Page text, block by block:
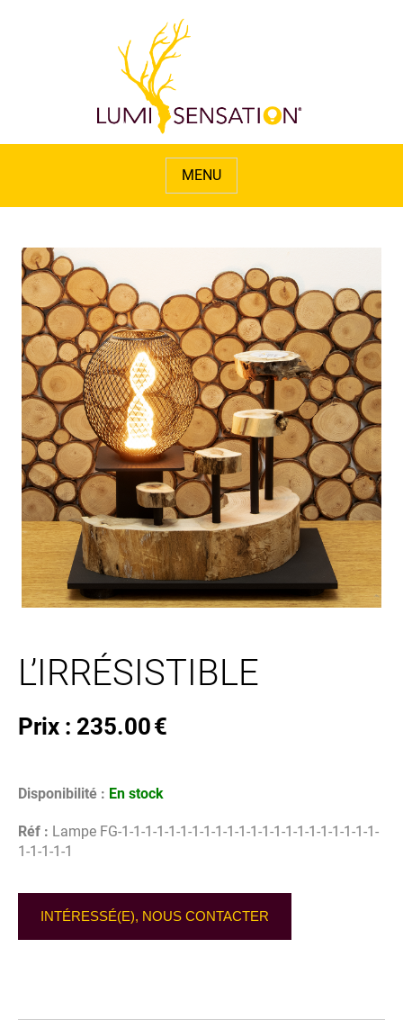
L’IRRÉSISTIBLE
Prix : €
235.00
Disponibilité : En stock
Réf : Lampe FG-1-1-1-1-1-1-1-1-1-1-1-1-1-1-1-1-1-1-1-1-1-1-
1-1-1-1-1
INTÉRESSÉ(E), NOUS CONTACTER